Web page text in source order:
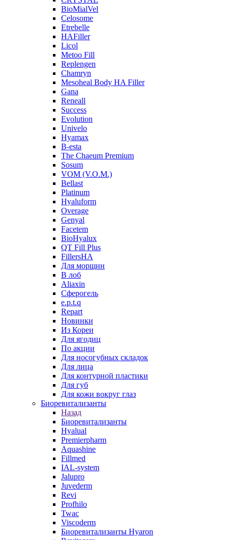
BioMialVel
Celosome
Etrebelle
HAFiller
Licol
Metoo Fill
Replengen
Chamryn
Mesoheal Body HA Filler
Gana
Reneall
Success
Evolution
Univelo
Hyamax
B-esta
The Chaeum Premium
Sosum
VOM (V.O.M.)
Bellast
Platinum
Hyaluform
Overage
Genyal
Facetem
BioHyalux
QT Fill Plus
FillersHA
Для морщин
В лоб
Aliaxin
Сферогель
e.p.t.q
Repart
Новинки
Из Кореи
Для ягодиц
По акции
Для носогубных складок
Для лица
Для контурной пластики
Для губ
Для кожи вокруг глаз
Биоревитализанты
Назад
Биоревитализанты
Hyalual
Premierpharm
Aquashine
Fillmed
IAL-system
Jalupro
Juvederm
Revi
Profhilo
Twac
Viscoderm
Биоревитализанты Hyaron